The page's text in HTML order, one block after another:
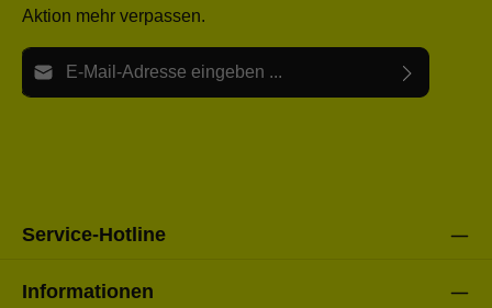
Aktion mehr verpassen.
E-Mail-Adresse*
Service-Hotline
Informationen